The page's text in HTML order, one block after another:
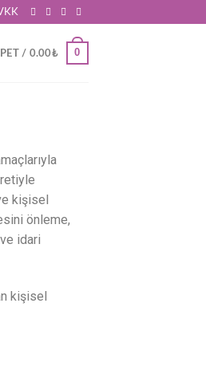
/ 0.00₺ 0
kişisel
önleme,
idari
kişisel